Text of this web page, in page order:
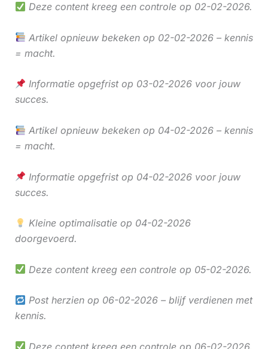
Deze content kreeg een controle op 02-02-2026.
Artikel opnieuw bekeken op 02-02-2026 – kennis
= macht.
Informatie opgefrist op 03-02-2026 voor jouw
succes.
Artikel opnieuw bekeken op 04-02-2026 – kennis
= macht.
Informatie opgefrist op 04-02-2026 voor jouw
succes.
Kleine optimalisatie op 04-02-2026
doorgevoerd.
Deze content kreeg een controle op 05-02-2026.
Post herzien op 06-02-2026 – blijf verdienen met
kennis.
Deze content kreeg een controle op 06-02-2026.